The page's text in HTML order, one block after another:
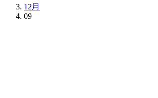
12月
09